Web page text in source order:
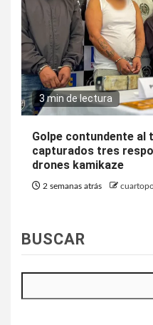
3 min de lectura
Golpe contundente al
capturados tres
drones kamikaze
2 semanas atrás
BUSCAR